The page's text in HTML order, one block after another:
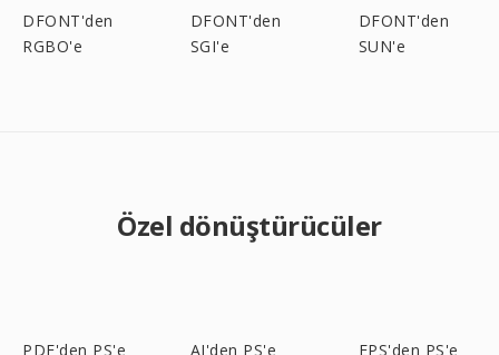
DFONT'den
RGBO'e
DFONT'den
SGI'e
DFONT'den
SUN'e
Özel dönüştürücüler
PDF'den PS'e AI'den PS'e EPS'den PS'e